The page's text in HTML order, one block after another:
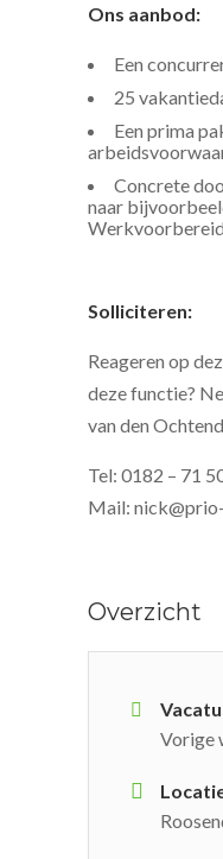
Ons aanbod:
Een
25
Een prima
Concrete
naar
Solliciteren:
Reageren op
deze functie?
van den
Tel: 0182 – 71
Mail:
Overzicht
Vorige